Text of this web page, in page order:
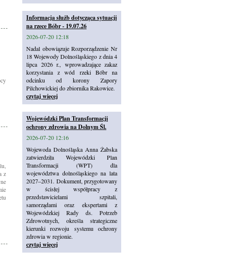
z
Informacja służb dotycząca sytuacji
na rzece Bóbr - 19.07.26
2026-07-20 12:18
Nadal obowiązuje Rozporządzenie Nr
18 Wojewody Dolnośląskiego z dnia 4
lipca 2026 r., wprowadzające zakaz
korzystania z wód rzeki Bóbr na
odcinku od korony Zapory
Pilchowickiej do zbiornika Rakowice.
czytaj więcej
Wojewódzki Plan Transformacji
ochrony zdrowia na Dolnym Śl.
2026-07-20 12:16
Wojewoda Dolnośląska Anna Żabska
zatwierdziła Wojewódzki Plan
Transformacji (WPT) dla
województwa dolnośląskiego na lata
2027–2031. Dokument, przygotowany
w ścisłej współpracy z
przedstawicielami szpitali,
samorządami oraz ekspertami z
Wojewódzkiej Rady ds. Potrzeb
Zdrowotnych, określa strategiczne
kierunki rozwoju systemu ochrony
zdrowia w regionie.
czytaj więcej